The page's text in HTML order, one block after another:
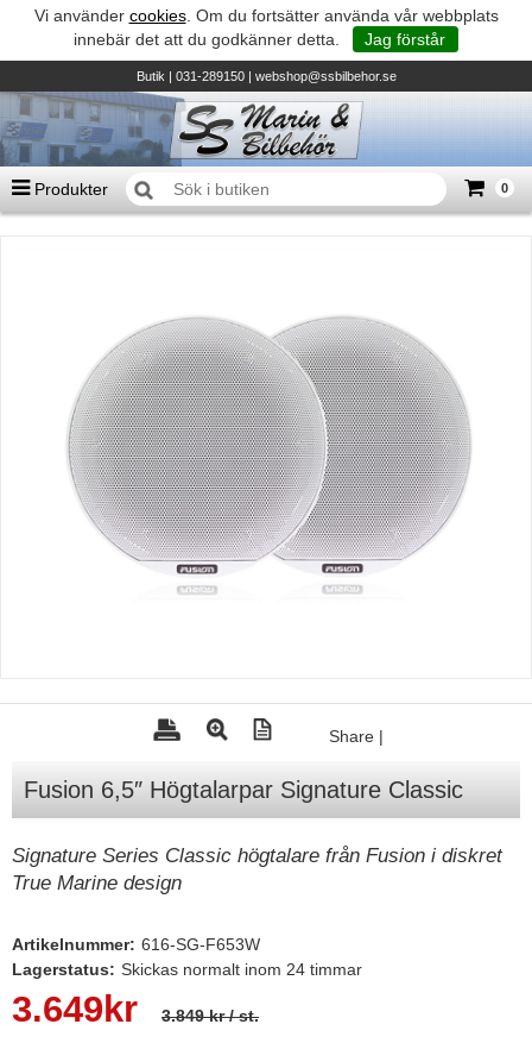
Vi använder cookies. Om du fortsätter använda vår webbplats
innebär det att du godkänner detta.
Jag förstår
Butik| 031-289150 | webshop@ssbilbehor.se
Produkter 0
TILL KASSAN
Suzuki - Utombordare
Suzumar - Gummibåtar
Honda - Utombordare
HonWave - Gummibåtar
Honda - Elverk & Pumpar
Tohatsu - Utombordare
Yanmar Servicedelar
Garmin
Lowrance
Simrad
B&G
Share |
Fusion 6,5″ Högtalarpar Signature Classic
Signature Series Classic högtalare från Fusion i diskret
True Marine design
Artikelnummer: 616-SG-F653W
Lagerstatus: Skickas normalt inom 24 timmar
3.649 kr 3.849 kr/ st.